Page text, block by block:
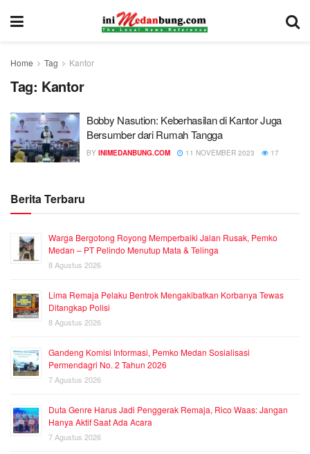
Home Tag Kantor
Tag: Kantor
Bobby Nasution: Keberhasilan di Kantor Juga
Bersumber dari Rumah Tangga
BY INIMEDANBUNG.COM 11 NOVEMBER 2023 17
Berita Terbaru
Warga Bergotong Royong Memperbaiki Jalan Rusak, Pemko
Medan – PT Pelindo Menutup Mata & Telinga
8 Agustus 2026
Lima Remaja Pelaku Bentrok Mengakibatkan Korbanya Tewas
Ditangkap Polisi
8 Agustus 2026
Gandeng Komisi Informasi, Pemko Medan Sosialisasi
Permendagri No. 2 Tahun 2026
7 Agustus 2026
Duta Genre Harus Jadi Penggerak Remaja, Rico Waas: Jangan
Hanya Aktif Saat Ada Acara
7 Agustus 2026